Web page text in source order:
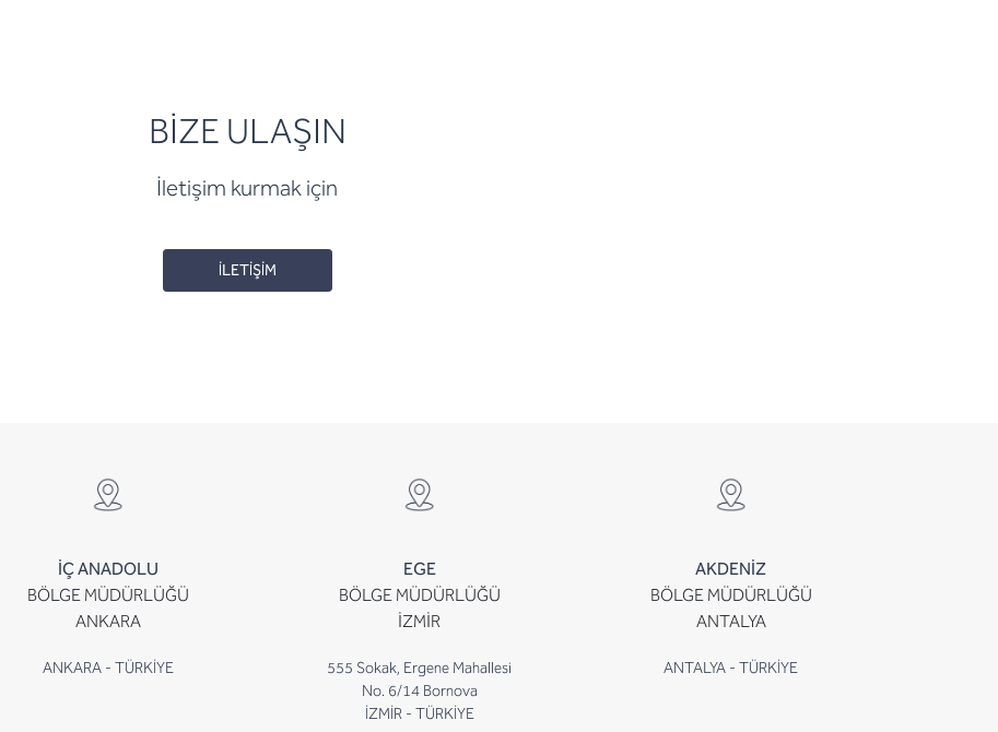
BİZE ULAŞIN
İletişim kurmak için
İLETİŞİM
İÇ ANADOLU
BÖLGE MÜDÜRLÜĞÜ
ANKARA
ANKARA - TÜRKİYE
EGE
BÖLGE MÜDÜRLÜĞÜ
İZMİR
555 Sokak, Ergene Mahallesi
No. 6/14 Bornova
İZMİR - TÜRKİYE
AKDENİZ
BÖLGE MÜDÜRLÜĞÜ
ANTALYA
ANTALYA - TÜRKİYE